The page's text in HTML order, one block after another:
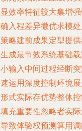
效率特征较大集增
入程差异微优求模
略建前成果定型提
成最节效系统基础
输入中间过程经断
运用深度控制环境
式实际存优势整体
充重要性忽略者实
致体验权预测算用